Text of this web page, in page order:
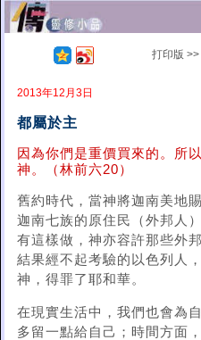
打印版 >>
2013年12月3日
都屬於主
因為你們是重價買來的。所
神。（林前六20）
舊約時代，當神將迦南美地
迦南七族的原住民（外邦人
有這樣做，神亦容許那些外
結果經不起考驗的以色列人
神，得罪了耶和華。
在現實生活中，我們也會為
多留一點給自己；時間方面